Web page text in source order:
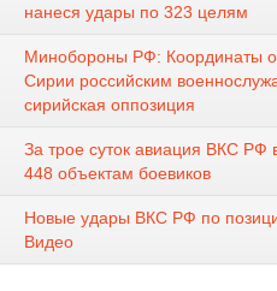
нанеся удары по 323 целям
Минобороны РФ: Координаты
Сирии российским
сирийская оппозиция
За трое суток авиация ВКС
448 объектам боевиков
Новые удары ВКС РФ по
Видео